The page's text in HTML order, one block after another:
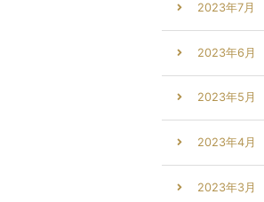
2023年7月
2023年6月
2023年5月
2023年4月
2023年3月